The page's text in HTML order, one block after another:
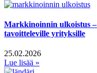
Markkinoinnin ulkoistus
tavoitteleville yrityksille
25.02.2026
Lue lisää »